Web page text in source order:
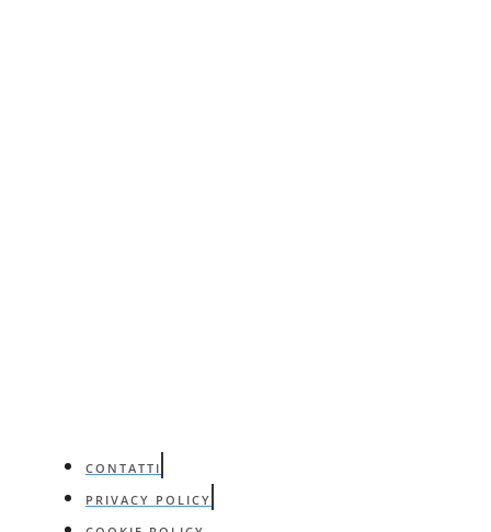
CONTATTI
PRIVACY POLICY